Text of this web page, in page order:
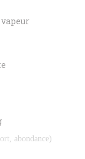
abondance)